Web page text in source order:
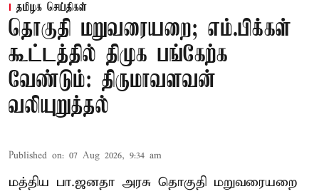
தமிழக செய்திகள்
தொகுதி மறுவரையறை; எம்.பிக்கள்
கூட்டத்தில் திமுக பங்கேற்க
வேண்டும்: திருமாவளவன்
வலியுறுத்தல்
Published on: 07 Aug 2026, 9:34 am
மத்திய பா.ஜனதா அரசு தொகுதி மறுவரையறை